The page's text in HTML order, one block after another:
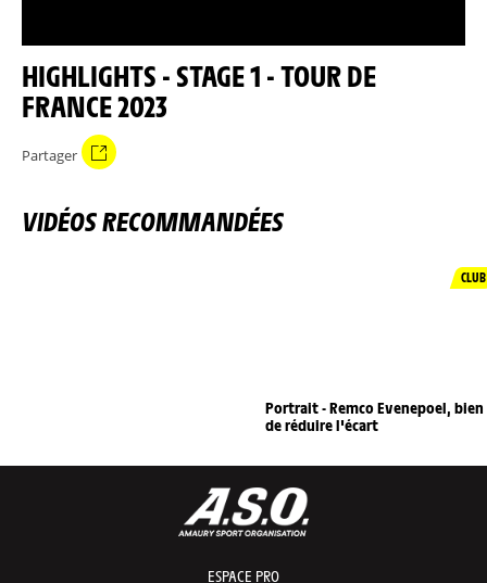
HIGHLIGHTS - STAGE 1 - TOUR DE
FRANCE 2023
Partager
VIDÉOS RECOMMANDÉES
CLUB
Portrait - Remco Evenepoel, bien
de réduire l'écart
ESPACE PRO